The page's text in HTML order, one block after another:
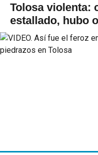
Tolosa violenta:
estallado, hubo